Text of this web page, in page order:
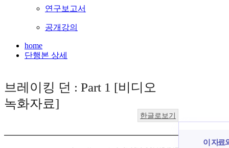
연구보고서
공개강의
home
단행본 상세
브레이킹 던 : Part 1 [비디오
녹화자료]
한글로보기
이 자료